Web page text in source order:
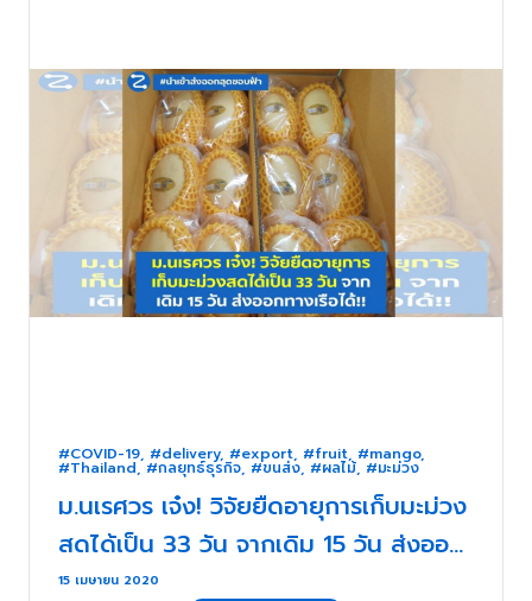
#COVID-19, #delivery, #export, #fruit, #mango,
#Thailand,#กลยุทธ์ธุรกิจ, #ขนส่ง, #ผลไม้, #มะม่วง
ม.นเรศวร เจ๋ง! วิจัยยืดอายุการเก็บมะม่วง
สดได้เป็น 33 วัน จากเดิม 15 วัน ส่งออก
ทางเรือได้!! . . .
15 เมษายน 2020